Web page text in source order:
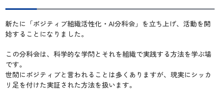
新たに「ポジティブ組織活性化・AI分科会」を立ち上げ、活動を開
始することになりました。
この分科会は、科学的な学問とそれを組織で実践する方法を学ぶ場
です。
世間にポジティブと言われることは多くありますが、現実にシッカ
リ足を付けた実証された方法を扱います。